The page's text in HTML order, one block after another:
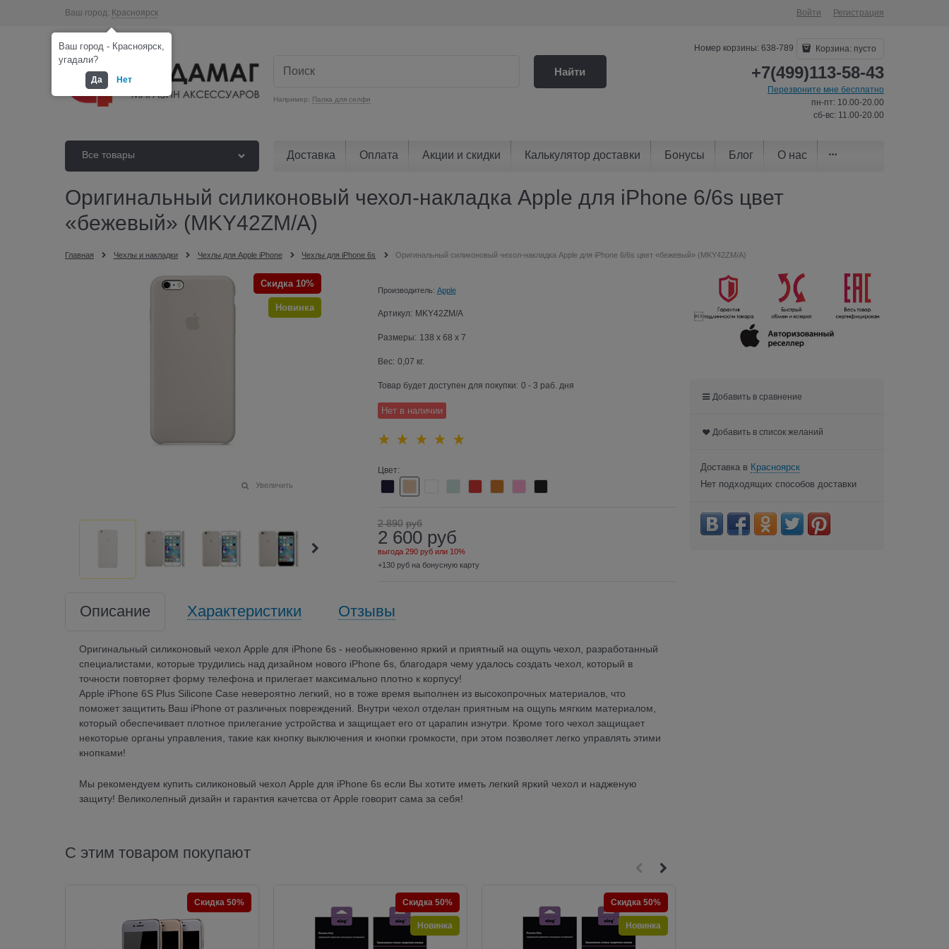
Ваш город: Красноярск Войти Регистрация
Например: Палка для селфи
Найти
Номер корзины: 638-789 Корзина: пусто
+7(499)113-58-43
Перезвоните мне бесплатно
пн-пт: 10.00-20.00
сб-вс: 11.00-20.00
Все товары Доставка Оплата Акции и скидки Калькулятор доставки Бонусы Блог О нас
Оригинальный силиконовый чехол-накладка Apple для iPhone 6/6s цвет
«бежевый» (MKY42ZM/A)
Главная Чехлы и накладки Чехлы для Apple iPhone Чехлы для iPhone 6s Оригинальный силиконовый чехол-накладка Apple для iPhone 6/6s цвет «бежевый» (MKY42ZM/A)
Скидка 10%
Новинка
Увеличить
Производитель: Apple
Артикул: MKY42ZM/A
Размеры: 138 x 68 x 7
Вес: 0,07 кг.
Товар будет доступен для покупки: 0 - 3 раб. дня
Нет в наличии
Цвет:
2 890 руб
2 600 руб
выгода 290 рубили 10%
+130 руб на бонусную карту
Описание Характеристики Отзывы
Оригинальный силиконовый чехол Apple для iPhone 6s - необыкновенно яркий и приятный на ощупь чехол, разработанный
специалистами, которые трудились над дизайном нового iPhone 6s, благодаря чему удалось создать чехол, который в
точности повторяет форму телефона и прилегает максимально плотно к корпусу!
Apple iPhone 6S Plus Silicone Case невероятно легкий, но в тоже время выполнен из высокопрочных материалов, что
поможет защитить Ваш iPhone от различных повреждений. Внутри чехол отделан приятным на ощупь мягким материалом,
который обеспечивает плотное прилегание устройства и защищает его от царапин изнутри. Кроме того чехол защищает
некоторые органы управления, такие как кнопку выключения и кнопки громкости, при этом позволяет легко управлять этими
кнопками!
Мы рекомендуем купить силиконовый чехол Apple для iPhone 6s если Вы хотите иметь легкий яркий чехол и надженую
защиту! Великолепный дизайн и гарантия качетсва от Apple говорит сама за себя!
С этим товаром покупают
Скидка 50% Скидка 50%
Новинка
Скидка 50%
Новинка

Добавить в сравнение
Добавить в список желаний
Доставка в Красноярск
Нет подходящих способов доставки
Ваш город - Красноярск,
угадали?
Да Нет